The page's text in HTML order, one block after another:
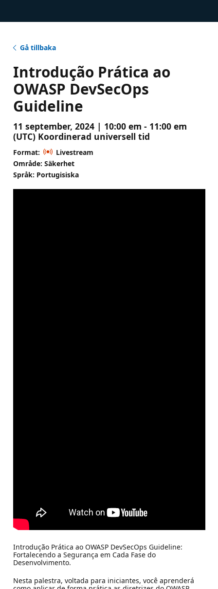
Gå tillbaka
Introdução Prática ao
OWASP DevSecOps
Guideline
11 september, 2024 | 10:00 em - 11:00 em
(UTC) Koordinerad universell tid
Format:
Livestream
Område: Säkerhet
Språk: Portugisiska
Introdução Prática ao OWASP DevSecOps Guideline:
Fortalecendo a Segurança em Cada Fase do
Desenvolvimento.
Nesta palestra, voltada para iniciantes, você aprenderá